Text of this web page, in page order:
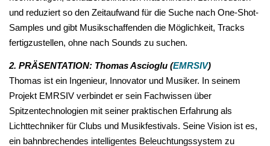
und reduziert so den Zeitaufwand für die Suche nach One-Shot-
Samples und gibt Musikschaffenden die Möglichkeit, Tracks
fertigzustellen, ohne nach Sounds zu suchen.
2. PRÄSENTATION: Thomas Ascioglu (EMRSIV)
Thomas ist ein Ingenieur, Innovator und Musiker. In seinem
Projekt EMRSIV verbindet er sein Fachwissen über
Spitzentechnologien mit seiner praktischen Erfahrung als
Lichttechniker für Clubs und Musikfestivals. Seine Vision ist es,
ein bahnbrechendes intelligentes Beleuchtungssystem zu